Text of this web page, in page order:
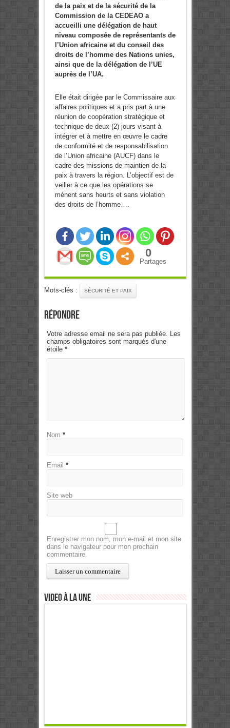
de la paix et de la sécurité de la
Commission de la CEDEAO a
accueilli une délégation de haut
niveau composée de représentants de
l’Union africaine et du conseil des
droits de l’homme des Nations unies,
ainsi que de la délégation de l’UE
auprès de l’UA.
Elle était dirigée par le Commissaire aux
affaires politiques et a pris part à une
réunion de coopération stratégique et
technique de deux (2) jours visant à
intégrer et à mettre en œuvre le cadre
de conformité et de responsabilisation
de l’Union africaine (AUCF) dans le
cadre des missions de maintien de la
paix à travers la région. L’objectif est de
veiller à ce que les opérations se
mènent sans heurts et sans violation
des droits de l’homme….
0
Partages
Mots-clés : SÉCURITÉ ET PAIX
Répondre
Votre adresse email ne sera pas publiée. Les
champs obligatoires sont marqués d'une
étoile *
Nom *
Email *
Site web
Enregistrer mon nom, mon e-mail et mon site
dans le navigateur pour mon prochain
commentaire.
Video à la Une